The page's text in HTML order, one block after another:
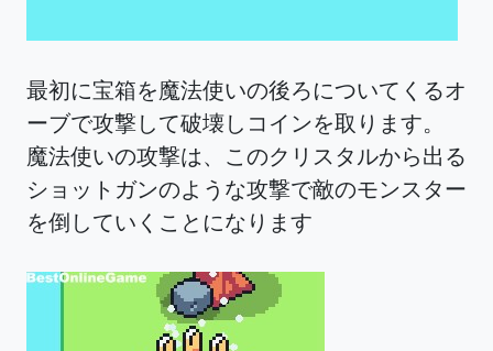
最初に宝箱を魔法使いの後ろについてくるオ
ーブで攻撃して破壊しコインを取ります。
魔法使いの攻撃は、このクリスタルから出る
ショットガンのような攻撃で敵のモンスター
を倒していくことになります